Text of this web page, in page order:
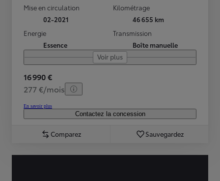
Mise en circulation
02-2021
Kilométrage
46 655 km
Energie
Essence
Transmission
Boîte manuelle
Voir plus
16 990 €
277 €/mois
En savoir plus
Contactez la concession
Comparez Sauvegardez